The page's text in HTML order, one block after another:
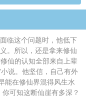
临这个问题时，他低下
。所以，还是拿来修仙
仙的认知全部来自上辈
小说。他坚信，自己有外
能在修仙界混得风生水
可知这断仙崖有多深？